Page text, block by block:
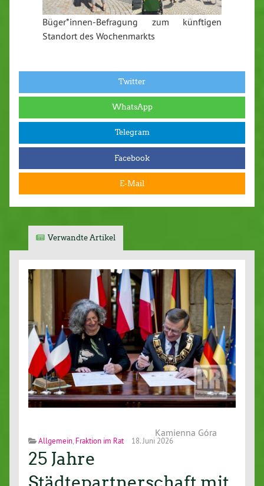
Büger*innen-Befragung zum künftigen
Standort des Wochenmarkts
Twitter
WhatsApp
Telegram
Facebook
E-Mail
Verwandte Artikel
Kamienna Góra
Allgemein Fraktion im Rat 18. Juni 2026
25 Jahre